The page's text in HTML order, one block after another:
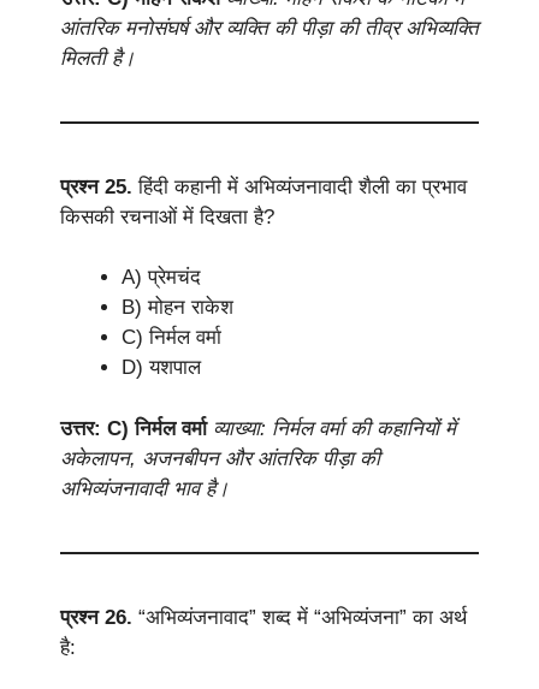
आंतरिक मनोसंघर्ष और व्यक्ति की पीड़ा की तीव्र अभिव्यक्ति
मिलती है।
प्रश्न 25. हिंदी कहानी में अभिव्यंजनावादी शैली का प्रभाव
किसकी रचनाओं में दिखता है?
A) प्रेमचंद
B) मोहन राकेश
C) निर्मल वर्मा
D) यशपाल
उत्तर: C) निर्मल वर्मा व्याख्या: निर्मल वर्मा की कहानियों में
अकेलापन, अजनबीपन और आंतरिक पीड़ा की
अभिव्यंजनावादी भाव है।
प्रश्न 26. “अभिव्यंजनावाद” शब्द में “अभिव्यंजना” का अर्थ
है: